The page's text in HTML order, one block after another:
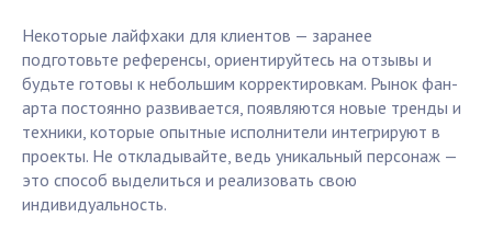
Некоторые лайфхаки для клиентов — заранее
подготовьте референсы, ориентируйтесь на отзывы и
будьте готовы к небольшим корректировкам. Рынок фан-
арта постоянно развивается, появляются новые тренды и
техники, которые опытные исполнители интегрируют в
проекты. Не откладывайте, ведь уникальный персонаж —
это способ выделиться и реализовать свою
индивидуальность.